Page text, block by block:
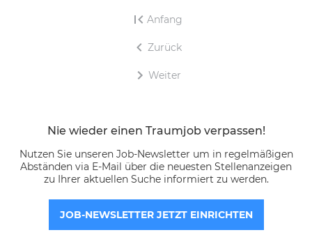
Anfang
Zurück
Weiter
Nie wieder einen Traumjob verpassen!
Nutzen Sie unseren Job-Newsletter um in regelmäßigen
Abständen via E-Mail über die neuesten Stellenanzeigen
zu Ihrer aktuellen Suche informiert zu werden.
JOB-NEWSLETTER JETZT EINRICHTEN